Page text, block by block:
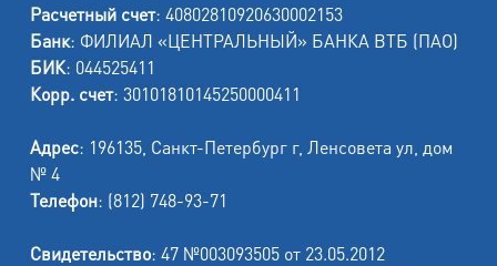
Расчетный счет: 40802810920630002153
Банк: ФИЛИАЛ «ЦЕНТРАЛЬНЫЙ» БАНКА ВТБ (ПАО)
БИК: 044525411
Корр. счет: 30101810145250000411
Адрес: 196135, Санкт-Петербург г, Ленсовета ул, дом
№ 4
Телефон: (812) 748-93-71
Свидетельство: 47 №003093505 от 23.05.2012